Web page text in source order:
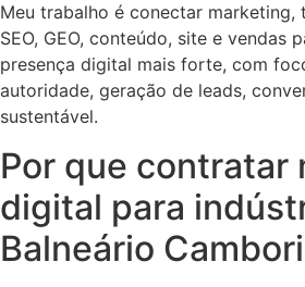
Meu trabalho é conectar marketing,
SEO, GEO, conteúdo, site e vendas
presença digital mais forte, com
autoridade, geração de leads,
sustentável.
Por que contratar
digital para
Balneário